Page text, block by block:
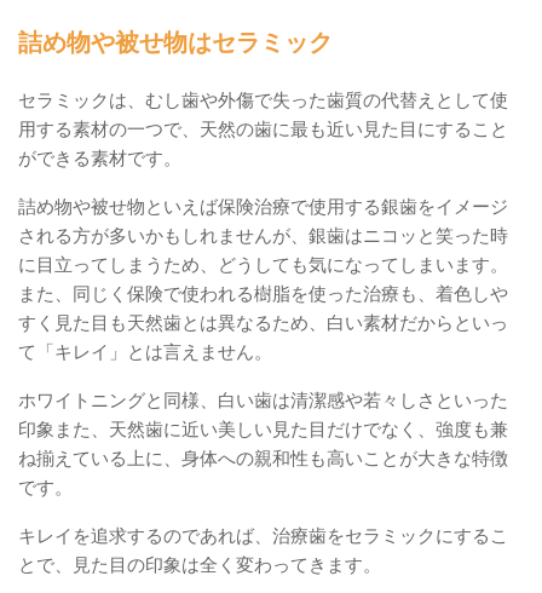
詰め物や被せ物はセラミック
セラミックは、むし歯や外傷で失った歯質の代替えとして使
用する素材の一つで、天然の歯に最も近い見た目にすること
ができる素材です。
詰め物や被せ物といえば保険治療で使用する銀歯をイメージ
される方が多いかもしれませんが、銀歯はニコッと笑った時
に目立ってしまうため、どうしても気になってしまいます。
また、同じく保険で使われる樹脂を使った治療も、着色しや
すく見た目も天然歯とは異なるため、白い素材だからといっ
て「キレイ」とは言えません。
ホワイトニングと同様、白い歯は清潔感や若々しさといった
印象また、天然歯に近い美しい見た目だけでなく、強度も兼
ね揃えている上に、身体への親和性も高いことが大きな特徴
です。
キレイを追求するのであれば、治療歯をセラミックにするこ
とで、見た目の印象は全く変わってきます。